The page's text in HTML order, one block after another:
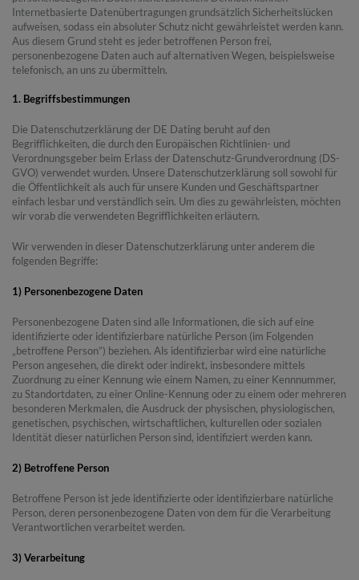
Internetbasierte Datenübertragungen grundsätzlich Sicherheitslücken
aufweisen, sodass ein absoluter Schutz nicht gewährleistet werden kann.
Aus diesem Grund steht es jeder betroffenen Person frei,
personenbezogene Daten auch auf alternativen Wegen, beispielsweise
telefonisch, an uns zu übermitteln.
1. Begriffsbestimmungen
Die Datenschutzerklärung der DE Dating beruht auf den
Begrifflichkeiten, die durch den Europäischen Richtlinien- und
Verordnungsgeber beim Erlass der Datenschutz-Grundverordnung (DS-
GVO) verwendet wurden. Unsere Datenschutzerklärung soll sowohl für
die Öffentlichkeit als auch für unsere Kunden und Geschäftspartner
einfach lesbar und verständlich sein. Um dies zu gewährleisten, möchten
wir vorab die verwendeten Begrifflichkeiten erläutern.
Wir verwenden in dieser Datenschutzerklärung unter anderem die
folgenden Begriffe:
1) Personenbezogene Daten
Personenbezogene Daten sind alle Informationen, die sich auf eine
identifizierte oder identifizierbare natürliche Person (im Folgenden
„betroffene Person”) beziehen. Als identifizierbar wird eine natürliche
Person angesehen, die direkt oder indirekt, insbesondere mittels
Zuordnung zu einer Kennung wie einem Namen, zu einer Kennnummer,
zu Standortdaten, zu einer Online-Kennung oder zu einem oder mehreren
besonderen Merkmalen, die Ausdruck der physischen, physiologischen,
genetischen, psychischen, wirtschaftlichen, kulturellen oder sozialen
Identität dieser natürlichen Person sind, identifiziert werden kann.
2) Betroffene Person
Betroffene Person ist jede identifizierte oder identifizierbare natürliche
Person, deren personenbezogene Daten von dem für die Verarbeitung
Verantwortlichen verarbeitet werden.
3) Verarbeitung